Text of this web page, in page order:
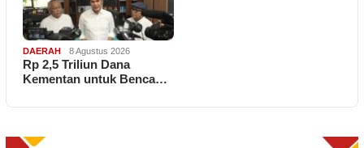
DAERAH 8 Agustus 2026
Rp 2,5 Triliun Dana
Kementan untuk Benca…